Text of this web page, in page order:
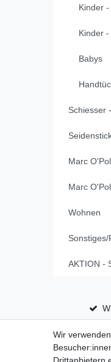
Kinder -
Kinder -
Babys
Schiesser
Marc
Marc
Wohnen
AKTION -
Wir